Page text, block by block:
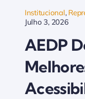
Institucional,
Julho 3, 2026
AEDP